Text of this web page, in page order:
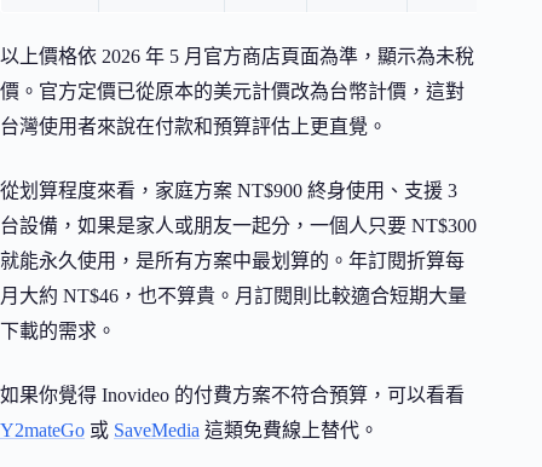
以上價格依 2026 年 5 月官方商店頁面為準，顯示為未稅
價。官方定價已從原本的美元計價改為台幣計價，這對
台灣使用者來說在付款和預算評估上更直覺。
從划算程度來看，家庭方案 NT$900 終身使用、支援 3
台設備，如果是家人或朋友一起分，一個人只要 NT$300
就能永久使用，是所有方案中最划算的。年訂閱折算每
月大約 NT$46，也不算貴。月訂閱則比較適合短期大量
下載的需求。
如果你覺得 Inovideo 的付費方案不符合預算，可以看看
Y2mateGo 或 SaveMedia 這類免費線上替代。